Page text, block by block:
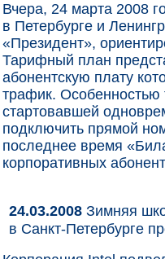
Вчера, 24 марта 2008
в Петербурге и
«Президент»,
Тарифный план
абонентскую плату
трафик. Особенностью
стартовавшей
подключить прямой
последнее время
корпоративных
24.03.2008 Зимняя
в Санкт-Петербурге